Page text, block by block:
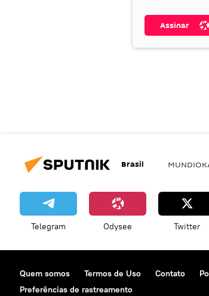
Assinar
Brasil
Telegram Odysee Twitter
Quem somos Termos de Uso Contato
Preferências de rastreamento